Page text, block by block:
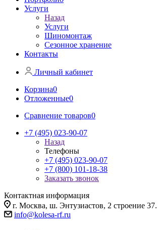
Услуги
Назад
Услуги
Шиномонтаж
Сезонное хранение
Контакты
Личный кабинет
Корзина0
Отложенные0
Сравнение товаров0
+7 (495) 023-90-07
Назад
Телефоны
+7 (495) 023-90-07
+7 (800) 101-18-38
Заказать звонок
Контактная информация
г. Москва, ш. Энтузиастов, 2 строение 37.
info@kolesa-rf.ru